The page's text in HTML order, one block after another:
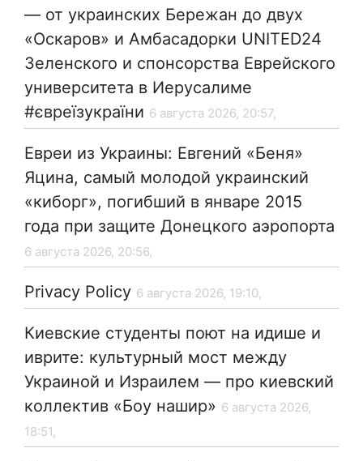
— от украинских Бережан до двух
«Оскаров» и Амбасадорки UNITED24
Зеленского и спонсорства Еврейского
университета в Иерусалиме
#євреїзукраїни 6 августа 2026, 20:57,
Евреи из Украины: Евгений «Беня»
Яцина, самый молодой украинский
«киборг», погибший в январе 2015
года при защите Донецкого аэропорта
6 августа 2026, 20:56,
Privacy Policy 6 августа 2026, 19:10,
Киевские студенты поют на идише и
иврите: культурный мост между
Украиной и Израилем — про киевский
коллектив «Боу нашир» 6 августа 2026,
18:51,